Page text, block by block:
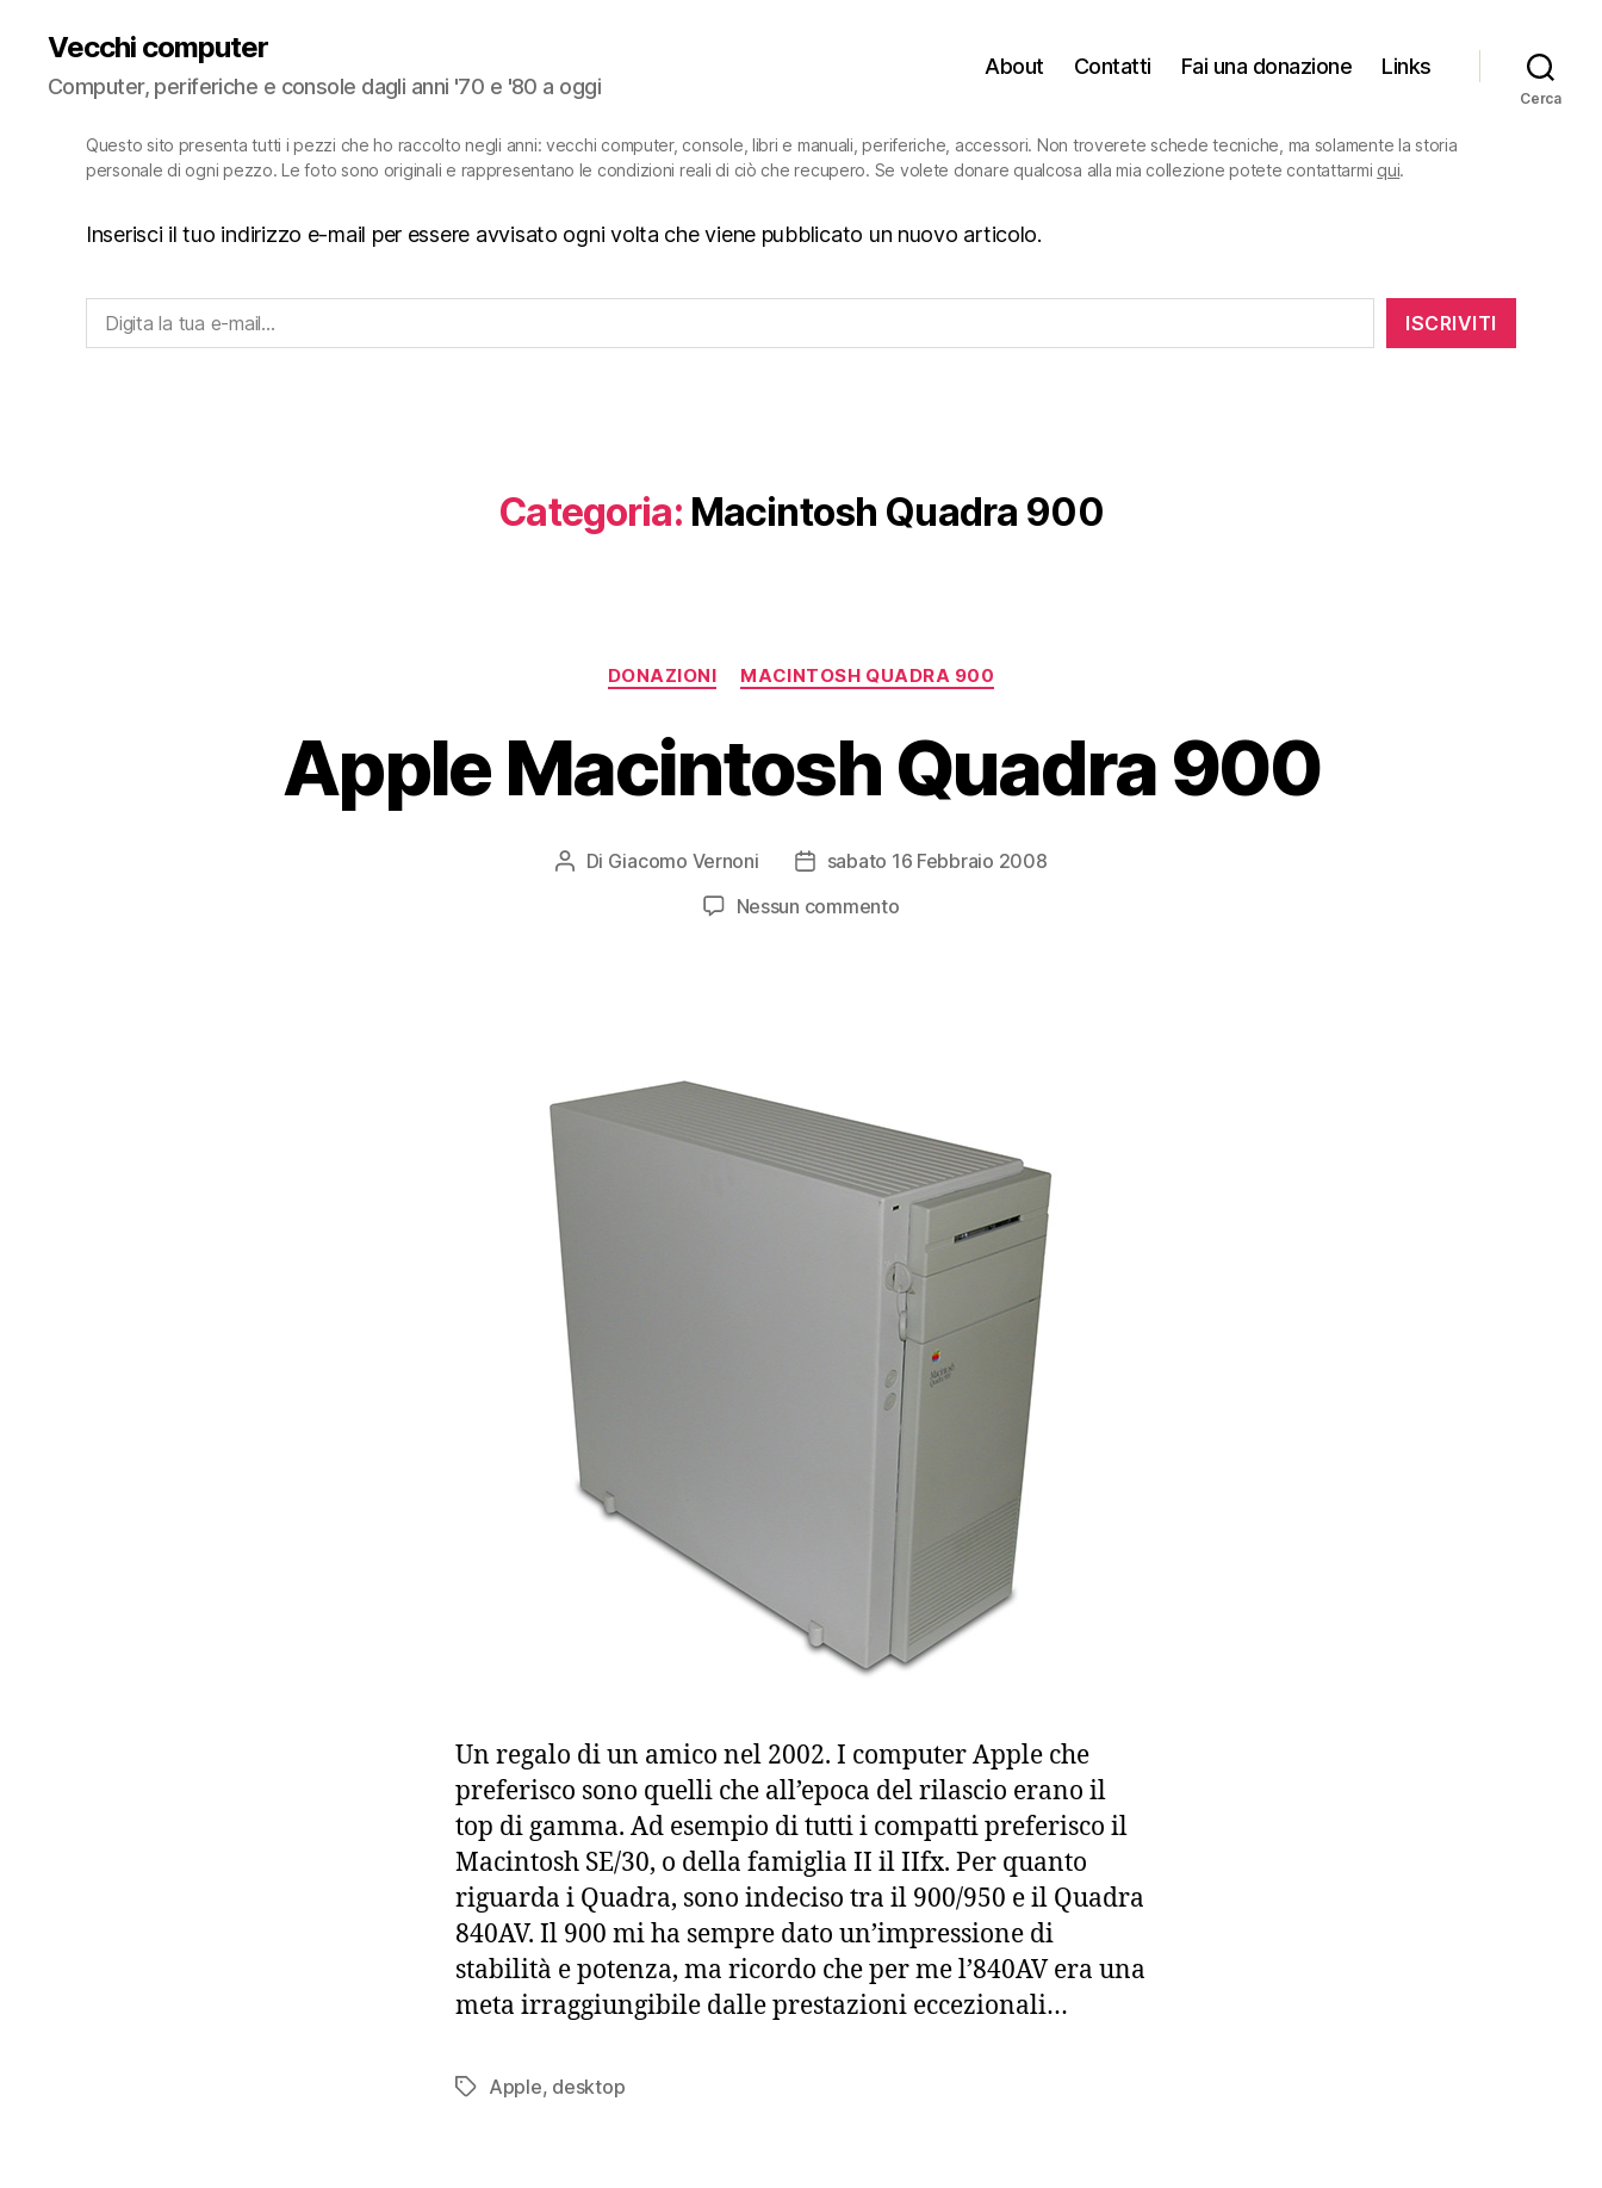
Vecchi computer
Computer, periferiche e console dagli anni '70 e '80 a oggi
About Contatti Fai una donazione Links
Cerca
Questo sito presenta tutti i pezzi che ho raccolto negli anni: vecchi computer, console, libri e manuali, periferiche, accessori. Non troverete schede tecniche, ma solamente la storia
personale di ogni pezzo. Le foto sono originali e rappresentano le condizioni reali di ciò che recupero. Se volete donare qualcosa alla mia collezione potete contattarmi qui.
Inserisci il tuo indirizzo e-mail per essere avvisato ogni volta che viene pubblicato un nuovo articolo.
Digita la tua e-mail...
ISCRIVITI
Categoria: Macintosh Quadra 900
Categorie
DONAZIONI MACINTOSH QUADRA 900
Apple Macintosh Quadra 900
Autore
Di Giacomo Vernoni
Datasabato 16 Febbraio 2008
Nessun commentosu
Un regalo di un amico nel 2002. I computer Apple che
preferisco sono quelli che all’epoca del rilascio erano il
top di gamma. Ad esempio di tutti i compatti preferisco il
Macintosh SE/30, o della famiglia II il IIfx. Per quanto
riguarda i Quadra, sono indeciso tra il 900/950 e il Quadra
840AV. Il 900 mi ha sempre dato un’impressione di
stabilità e potenza, ma ricordo che per me l’840AV era una
meta irraggiungibile dalle prestazioni eccezionali…
Tag Apple, desktop